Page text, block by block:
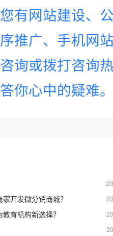
有网站建设、
推广、手机网
询或拨打咨询
你心中的疑难
开发微分销商城？
育机构新选择？